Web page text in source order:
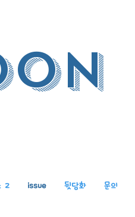
2 issue 뒷담화 문의